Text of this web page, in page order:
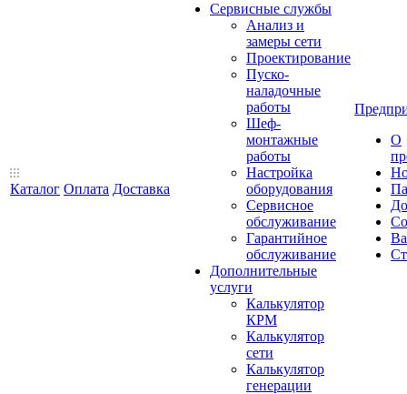
Каталог Оплата Доставка
Сервисные службы
Анализ и
замеры сети
Проектирование
Пуско-
наладочные
работы
Шеф-
монтажные
работы
Настройка
оборудования
Сервисное
обслуживание
Гарантийное
обслуживание
Дополнительные
услуги
Калькулятор
КРМ
Калькулятор
сети
Калькулятор
генерации
О